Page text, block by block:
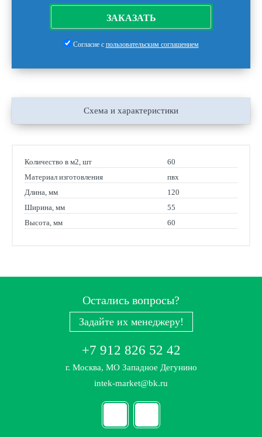
ЗАКАЗАТЬ
Согласие с пользовательским соглашением
Схема и характеристики
Количество в м2, шт
60
Материал изготовления
пвх
Длина, мм
120
Ширина, мм
55
Высота, мм
60
Остались вопросы?
Задайте их менеджеру!
+7 912 826 52 42
г. Москва, МО Западное Дегунино
intek-market@bk.ru